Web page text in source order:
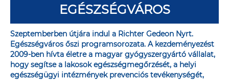
EGÉSZSÉGVÁROS
Szeptemberben útjára indul a Richter Gedeon Nyrt.
Egészségváros őszi programsorozata. A kezdeményezést
2009-ben hívta életre a magyar gyógyszergyártó vállalat,
hogy segítse a lakosok egészségmegőrzését, a helyi
egészségügyi intézmények prevenciós tevékenységét,